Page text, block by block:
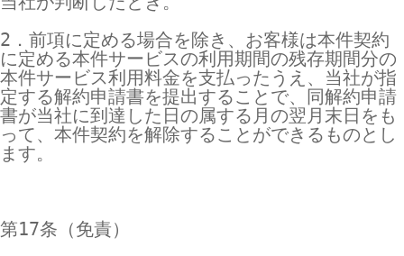
2．前項に定める場合を除き、お客様は本件契約
に定める本件サービスの利用期間の残存期間分の
本件サービス利用料金を支払ったうえ、当社が指
定する解約申請書を提出することで、同解約申請
書が当社に到達した日の属する月の翌月末日をも
って、本件契約を解除することができるものとし
ます。
第17条（免責）